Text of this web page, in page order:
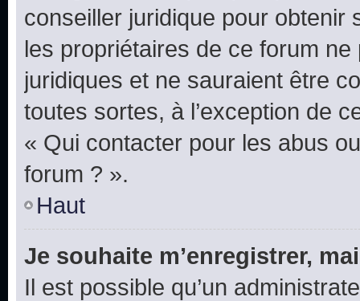
conseiller juridique pour obtenir
les propriétaires de ce forum
juridiques et ne sauraient être
toutes sortes, à l’exception de
« Qui contacter pour les abus
forum ? ».
Haut
Je souhaite m’enregistrer,
Il est possible qu’un